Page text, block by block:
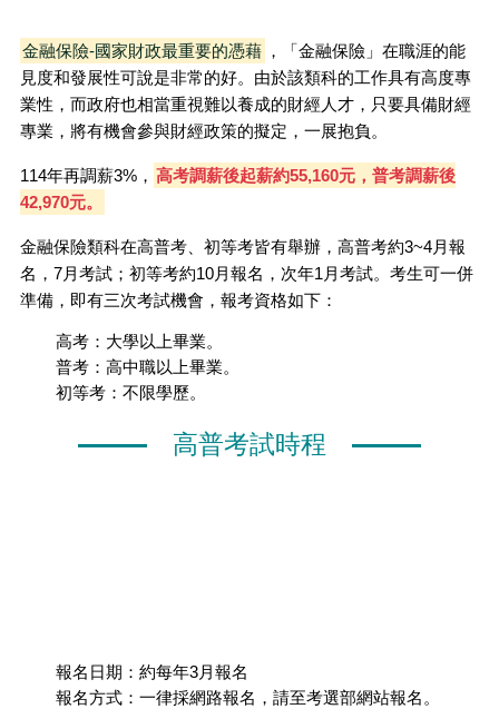
金融保險-國家財政最重要的憑藉 ，「金融保險」在職涯的能
見度和發展性可說是非常的好。由於該類科的工作具有高度專
業性，而政府也相當重視難以養成的財經人才，只要具備財經
專業，將有機會參與財經政策的擬定，一展抱負。
114年再調薪3%， 高考調薪後起薪約55,160元，普考調薪後
42,970元。
金融保險類科在高普考、初等考皆有舉辦，高普考約3~4月報
名，7月考試；初等考約10月報名，次年1月考試。考生可一併
準備，即有三次考試機會，報考資格如下：
高考：大學以上畢業。
普考：高中職以上畢業。
初等考：不限學歷。
高普考試時程
報名日期：約每年3月報名
報名方式：一律採網路報名，請至考選部網站報名。